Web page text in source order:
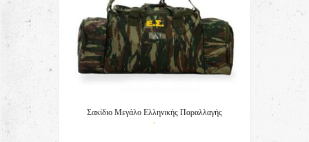
Σακίδιο Μεγάλο Ελληνικής Παραλλαγής